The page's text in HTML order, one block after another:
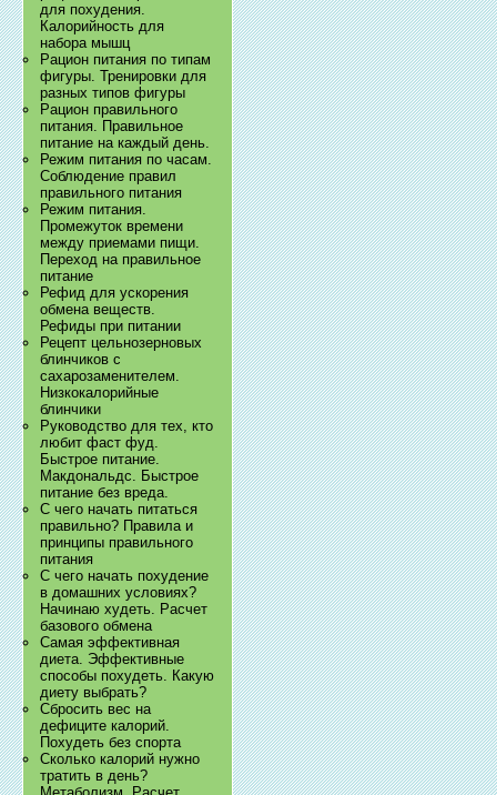
для похудения.
Калорийность для
набора мышц
Рацион питания по типам
фигуры. Тренировки для
разных типов фигуры
Рацион правильного
питания. Правильное
питание на каждый день.
Режим питания по часам.
Соблюдение правил
правильного питания
Режим питания.
Промежуток времени
между приемами пищи.
Переход на правильное
питание
Рефид для ускорения
обмена веществ.
Рефиды при питании
Рецепт цельнозерновых
блинчиков с
сахарозаменителем.
Низкокалорийные
блинчики
Руководство для тех, кто
любит фаст фуд.
Быстрое питание.
Макдональдс. Быстрое
питание без вреда.
С чего начать питаться
правильно? Правила и
принципы правильного
питания
С чего начать похудение
в домашних условиях?
Начинаю худеть. Расчет
базового обмена
Самая эффективная
диета. Эффективные
способы похудеть. Какую
диету выбрать?
Сбросить вес на
дефиците калорий.
Похудеть без спорта
Сколько калорий нужно
тратить в день?